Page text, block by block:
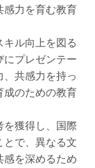
感力を育む教育
ル向上を図る
にプレゼンテー
共感力を持っ
成のための教育
を獲得し、国際
とで、異なる文
感を深めるため